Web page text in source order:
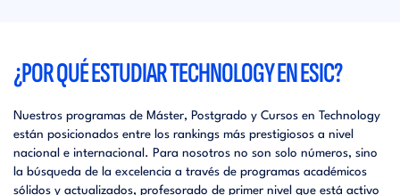
¿POR QUÉ ESTUDIAR TECHNOLOGY EN ESIC?
Nuestros programas de Máster, Postgrado y Cursos en Technology
están posicionados entre los rankings más prestigiosos a nivel
nacional e internacional. Para nosotros no son solo números, sino
la búsqueda de la excelencia a través de programas académicos
sólidos y actualizados, profesorado de primer nivel que está activo